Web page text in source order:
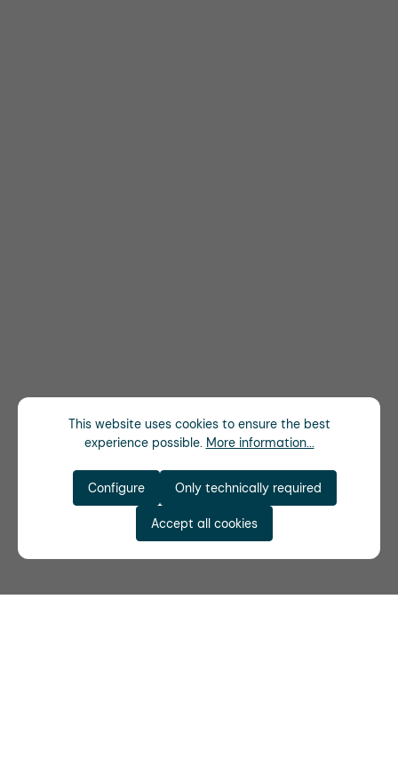
This website uses cookies to ensure the best
experience possible. More information...
Only technically required
Configure
Accept all cookies